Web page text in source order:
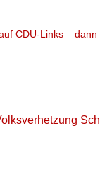
CDU-Links – dann